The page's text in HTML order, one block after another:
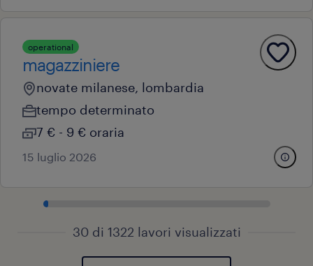
operational
magazziniere
novate milanese, lombardia
tempo determinato
7 € - 9 € oraria
15 luglio 2026
30 di 1322 lavori visualizzati